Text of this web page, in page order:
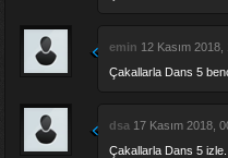
emin 12 Kasım 2018,
Çakallarla Dans 5
dsa 17 Kasım 2018,
Çakallarla Dans 5